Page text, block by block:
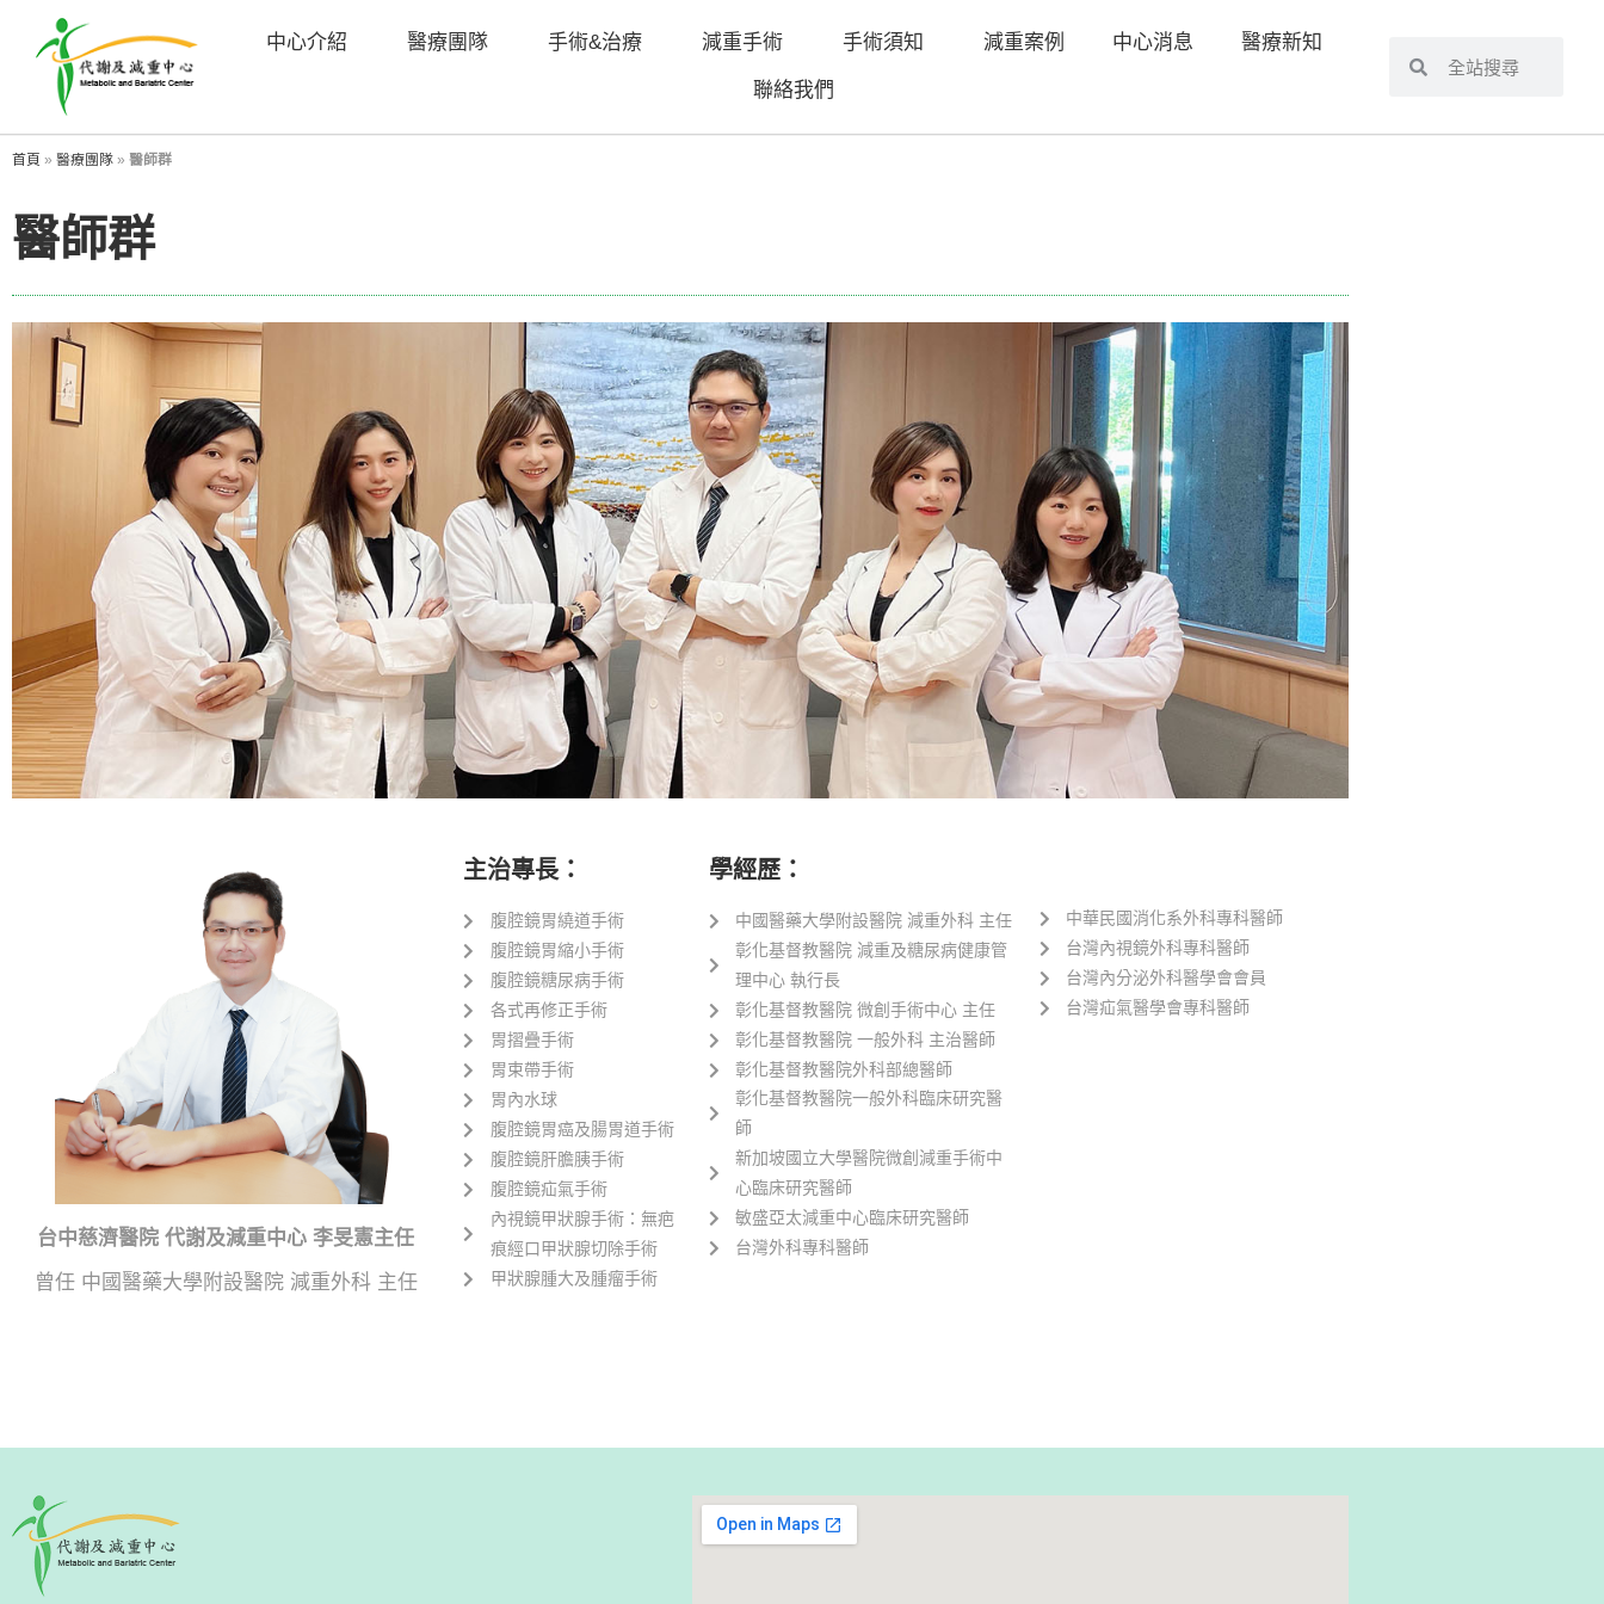
中心介紹 醫療團隊 手術&治療 減重手術 手術須知 減重案例 中心消息 醫療新知
聯絡我們
首頁 » 醫療團隊 » 醫師群
醫師群
台中慈濟醫院 代謝及減重中心 李旻憲主任
曾任 中國醫藥大學附設醫院 減重外科 主任
主治專長：
腹腔鏡胃繞道手術
腹腔鏡胃縮小手術
腹腔鏡糖尿病手術
各式再修正手術
胃摺疊手術
胃束帶手術
胃內水球
腹腔鏡胃癌及腸胃道手術
腹腔鏡肝膽胰手術
腹腔鏡疝氣手術
內視鏡甲狀腺手術：無疤
痕經口甲狀腺切除手術
甲狀腺腫大及腫瘤手術
學經歷：
中國醫藥大學附設醫院 減重外科 主任
彰化基督教醫院 減重及糖尿病健康管
理中心 執行長
彰化基督教醫院 微創手術中心 主任
彰化基督教醫院 一般外科 主治醫師
彰化基督教醫院外科部總醫師
彰化基督教醫院一般外科臨床研究醫
師
新加坡國立大學醫院微創減重手術中
心臨床研究醫師
敏盛亞太減重中心臨床研究醫師
台灣外科專科醫師
中華民國消化系外科專科醫師
台灣內視鏡外科專科醫師
台灣內分泌外科醫學會會員
台灣疝氣醫學會專科醫師